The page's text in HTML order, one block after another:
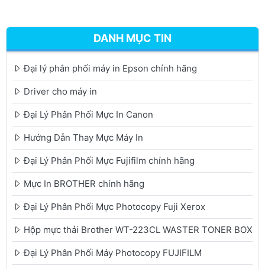
DANH MỤC TIN
Đại lý phân phối máy in Epson chính hãng
Driver cho máy in
Đại Lý Phân Phối Mực In Canon
Hướng Dẫn Thay Mực Máy In
Đại Lý Phân Phối Mực Fujifilm chính hãng
Mực In BROTHER chính hãng
Đại Lý Phân Phối Mực Photocopy Fuji Xerox
Hộp mực thải Brother WT-223CL WASTER TONER BOX
Đại Lý Phân Phối Máy Photocopy FUJIFILM